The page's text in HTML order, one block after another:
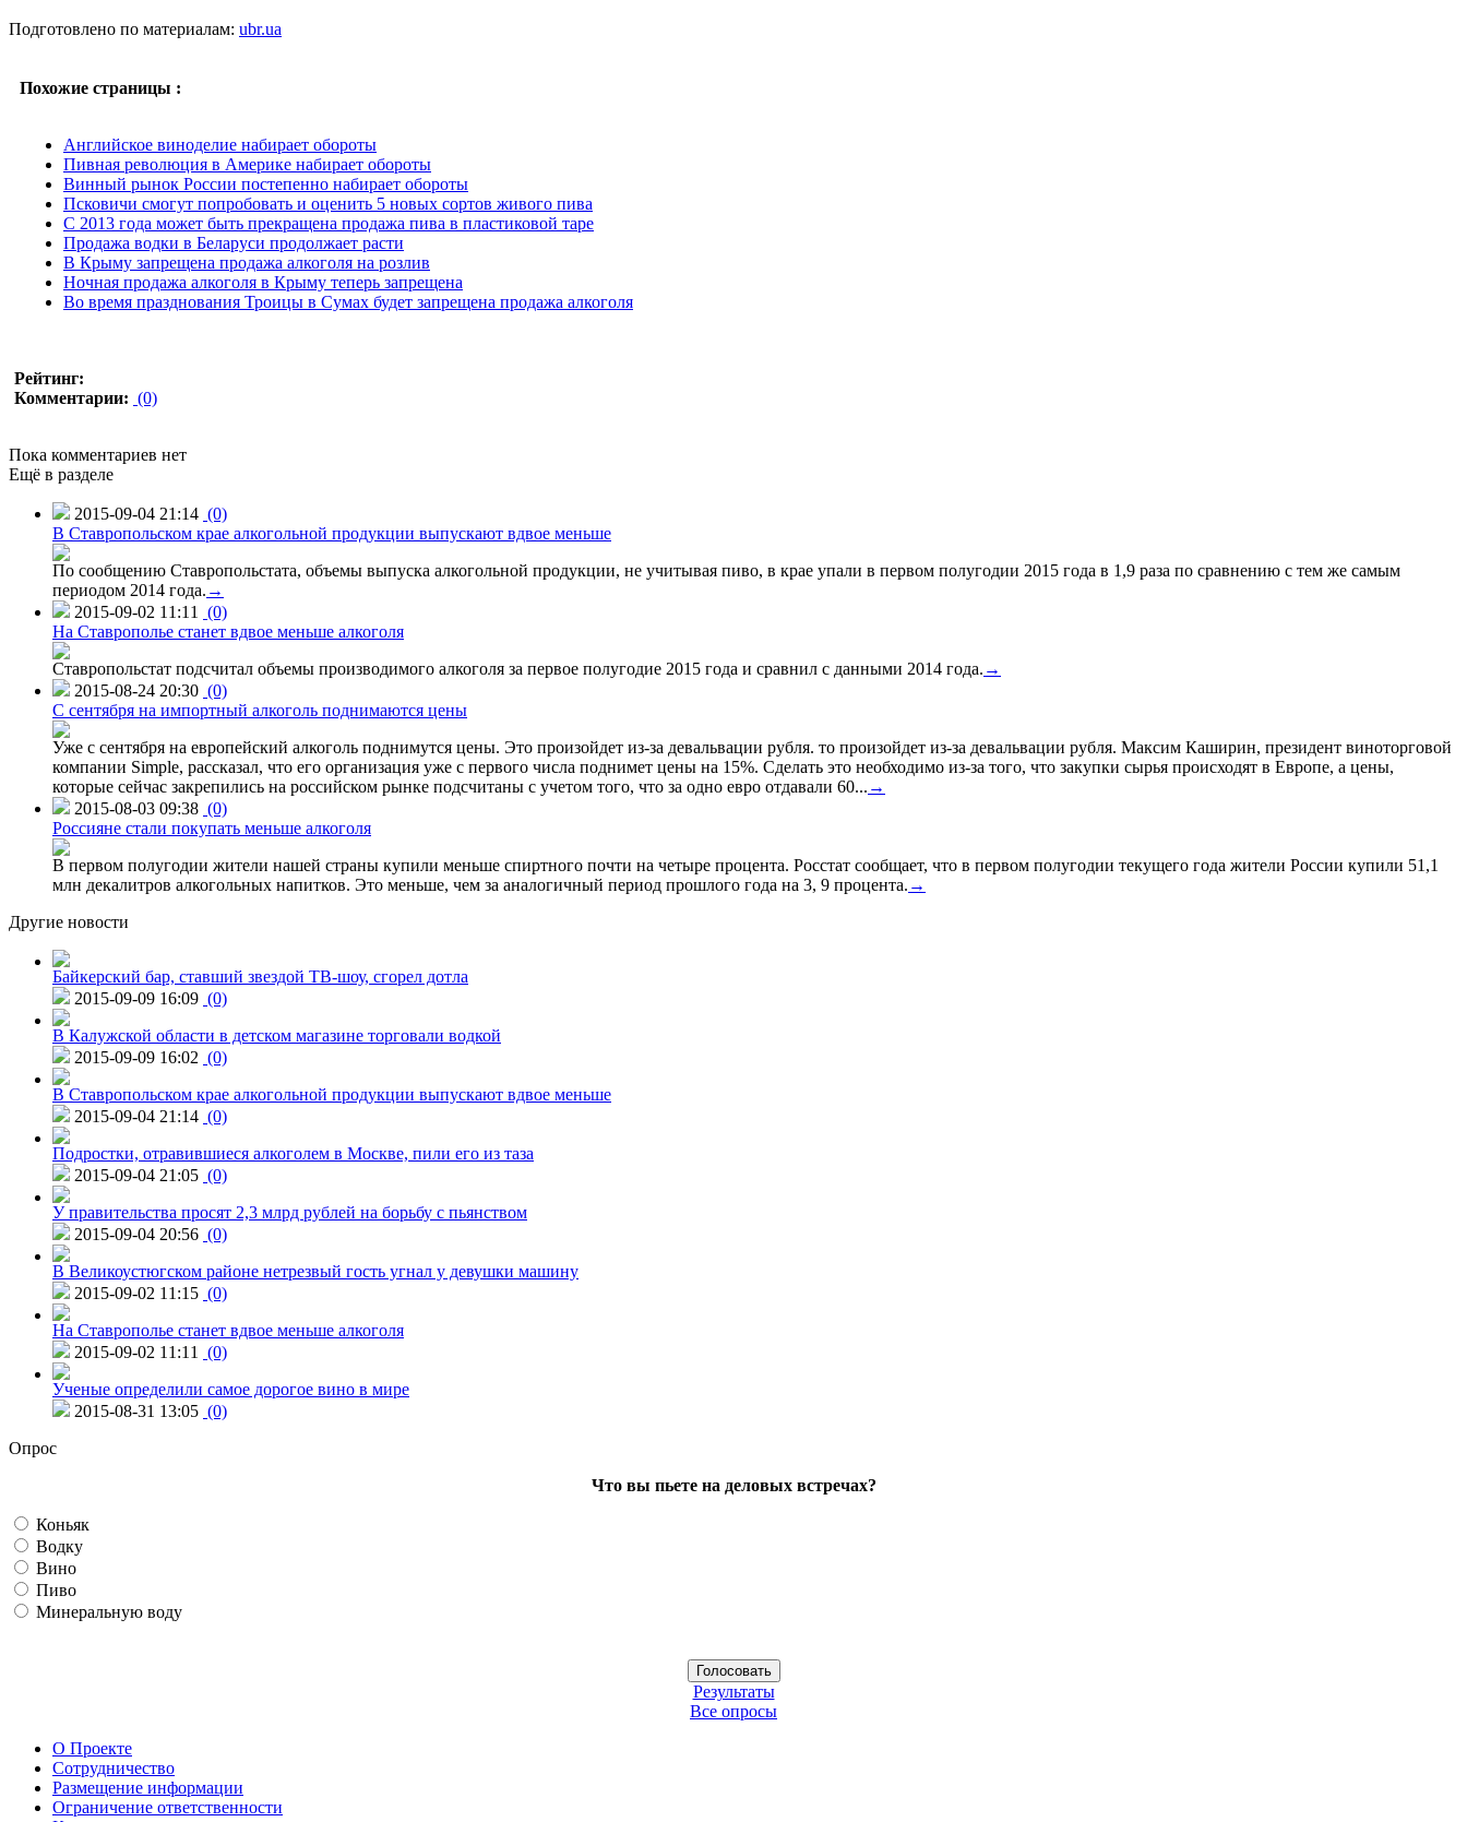
Подготовлено по материалам: ubr.ua
Похожие страницы :
Английское виноделие набирает обороты
Пивная революция в Америке набирает обороты
Винный рынок России постепенно набирает обороты
Псковичи смогут попробовать и оценить 5 новых сортов живого пива
С 2013 года может быть прекращена продажа пива в пластиковой таре
Продажа водки в Беларуси продолжает расти
В Крыму запрещена продажа алкоголя на розлив
Ночная продажа алкоголя в Крыму теперь запрещена
Во время празднования Троицы в Сумах будет запрещена продажа алкоголя
Рейтинг:
Комментарии: (0)
Пока комментариев нет
Ещё в разделе
2015-09-04 21:14 (0)
В Ставропольском крае алкогольной продукции выпускают вдвое меньше
По сообщению Ставропольстата, объемы выпуска алкогольной продукции, не учитывая пиво, в крае упали в первом полугодии 2015 года в 1,9 раза по сравнению с тем же самым
периодом 2014 года. →
2015-09-02 11:11
(0)
На Ставрополье станет вдвое меньше алкоголя
Ставропольстат подсчитал объемы производимого алкоголя за первое полугодие 2015 года и сравнил с данными 2014 года. →
2015-08-24 20:30 (0)
C сентября на импортный алкоголь поднимаются цены
Уже с сентября на европейский алкоголь поднимутся цены. Это произойдет из-за девальвации рубля. то произойдет из-за девальвации рубля. Максим Каширин, президент виноторговой
компании Simple, рассказал, что его организация уже с первого числа поднимет цены на 15%. Сделать это необходимо из-за того, что закупки сырья происходят в Европе, а цены,
которые сейчас закрепились на российском рынке подсчитаны с учетом того, что за одно евро отдавали 60... →
2015-08-03 09:38 (0)
Россияне стали покупать меньше алкоголя
В первом полугодии жители нашей страны купили меньше спиртного почти на четыре процента. Росстат сообщает, что в первом полугодии текущего года жители России купили 51,1
млн декалитров алкогольных напитков. Это меньше, чем за аналогичный период прошлого года на 3, 9 процента. →
Другие новости
Байкерский бар, ставший звездой ТВ-шоу, сгорел дотла
2015-09-09 16:09 (0)
В Калужской области в детском магазине торговали водкой
2015-09-09 16:02 (0)
В Ставропольском крае алкогольной продукции выпускают вдвое меньше
2015-09-04 21:14 (0)
Подростки, отравившиеся алкоголем в Москве, пили его из таза
2015-09-04 21:05 (0)
У правительства просят 2,3 млрд рублей на борьбу с пьянством
2015-09-04 20:56 (0)
В Великоустюгском районе нетрезвый гость угнал у девушки машину
2015-09-02 11:15 (0)
На Ставрополье станет вдвое меньше алкоголя
2015-09-02 11:11
(0)
Ученые определили самое дорогое вино в мире
2015-08-31 13:05 (0)
Опрос
Что вы пьете на деловых встречах?
Коньяк
Водку
Вино
Пиво
Минеральную воду
Результаты
Все опросы
О Проекте
Сотрудничество
Размещение информации
Ограничение ответственности